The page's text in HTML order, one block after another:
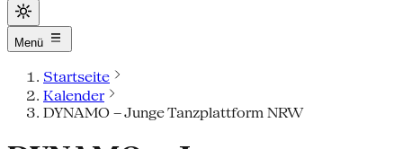
Menü
Startseite
Kalender
DYNAMO – Junge Tanzplattform NRW